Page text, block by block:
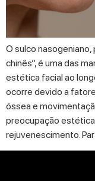
O sulco
chinês”, é uma das
estética facial ao
ocorre devido a
óssea e
preocupação
rejuvenescimento.